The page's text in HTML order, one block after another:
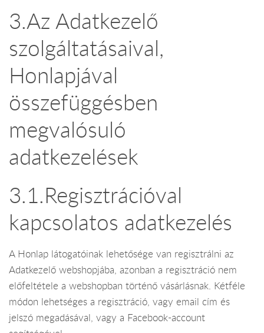
3.Az Adatkezelő
szolgáltatásaival,
Honlapjával
összefüggésben
megvalósuló
adatkezelések
3.1.Regisztrációval
kapcsolatos adatkezelés
A Honlap látogatóinak lehetősége van regisztrálni az
Adatkezelő webshopjába, azonban a regisztráció nem
előfeltétele a webshopban történő vásárlásnak. Kétféle
módon lehetséges a regisztráció, vagy email cím és
jelszó megadásával, vagy a Facebook-account